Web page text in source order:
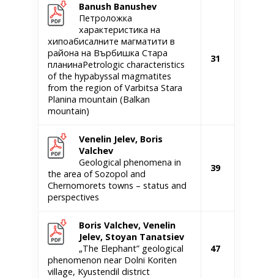
Banush Banushev
Петроложка
характеристика на
хипоабисалните магматити в
района на Върбишка Стара
планинаPetrologic characteristics
of the hypabyssal magmatites
from the region of Varbitsa Stara
Planina mountain (Balkan
mountain)
31
Venelin Jelev, Boris
Valchev
Geological phenomena in
the area of Sozopol and
Chernomorets towns – status and
perspectives
39
Boris Valchev, Venelin
Jelev, Stoyan Tanatsiev
„The Elephant” geological
phenomenon near Dolni Koriten
village, Kyustendil district
47